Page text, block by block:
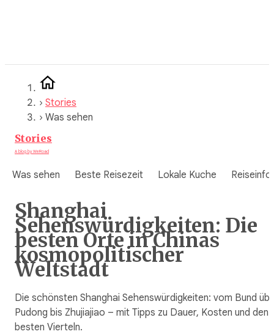
› Stories
› Was sehen
Stories
A blog by WeRoad
Was sehen Beste Reisezeit Lokale Kuche
Shanghai
Sehenswürdigkeiten: Die
besten Orte in Chinas
kosmopolitischer
Weltstadt
Die schönsten Shanghai Sehenswürdigkeiten: vom Bund
Pudong bis Zhujiajiao – mit Tipps zu Dauer, Kosten und den
besten Vierteln.